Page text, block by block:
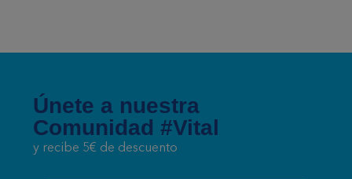
Únete a nuestra
Comunidad #Vital
y recibe 5€ de descuento